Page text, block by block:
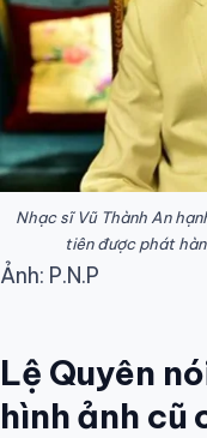
Nhạc sĩ Vũ Thành An
tiên được phát
Ảnh: P.N.P
Lệ Quyên
hình ảnh cũ